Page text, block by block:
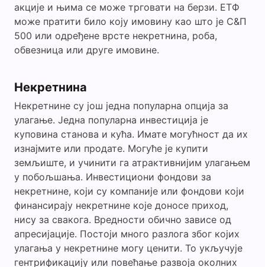
акције и њима се може трговати на берзи. ЕТФ
може пратити било коју имовину као што је С&П
500 или одређене врсте некретнина, роба,
обвезница или друге имовине.
Некретнина
Некретнине су још једна популарна опција за
улагање. Једна популарна инвестиција је
куповина станова и кућа. Имате могућност да их
изнајмите или продате. Могуће је купити
земљиште, и учинити га атрактивнијим улагањем
у побољшања. Инвестициони фондови за
некретнине, који су компаније или фондови који
финансирају некретнине које доносе приход,
нису за свакога. Вредности обично зависе од
апресијације. Постоји много разлога због којих
улагања у некретнине могу ценити. То укључује
гентрификацију или повећање развоја околних